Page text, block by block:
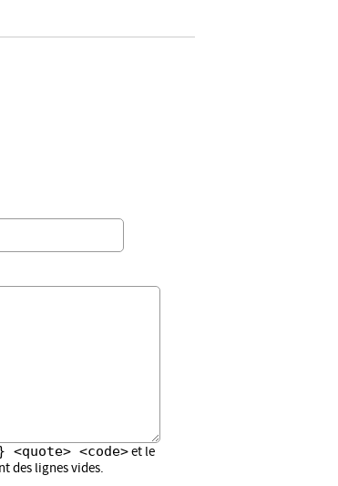
<code>et le
des lignes vides.